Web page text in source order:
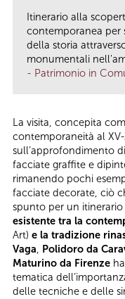
Itinerario alla
contemporanea per
della storia
monumentali
- Patrimonio in
La visita, concepita
contemporaneità al
sull’approfondimento
facciate graffite e
rimanendo pochi
facciate decorate, ciò
spunto per un
esistente tra la
Art) e la tradizione
Vaga, Polidoro da
Maturino da Firenze
tematica
delle tecniche e delle